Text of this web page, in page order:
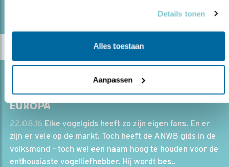
Details tonen
Alles toestaan
Aanpassen
NIEUWE DRUK: ANWB VOGELGIDS VAN
EUROPA
22.08.16 Elke vogelgids heeft zo zijn eigen fans. En er
zijn er vele op de markt. Toch heeft de ANWB gids in de
volksmond – toch wel een naam hoog te houden voor de
enthousiaste vogelliefhebber. Hij wordt bes..